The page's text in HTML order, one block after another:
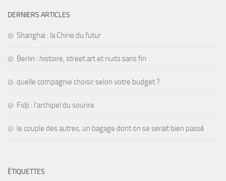
DERNIERS ARTICLES
Shanghai : la Chine du futur
Berlin : histoire, street art et nuits sans fin
quelle compagnie choisir selon votre budget ?
Fidji : l’archipel du sourire
le couple des autres, un bagage dont on se serait bien passé
ÉTIQUETTES